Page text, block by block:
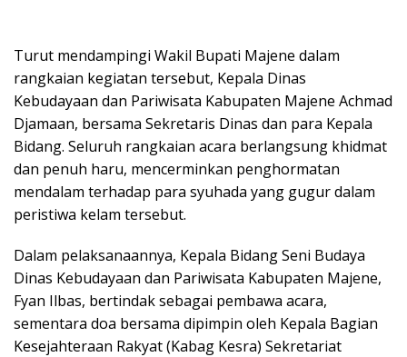
Turut mendampingi Wakil Bupati Majene dalam
rangkaian kegiatan tersebut, Kepala Dinas
Kebudayaan dan Pariwisata Kabupaten Majene Achmad
Djamaan, bersama Sekretaris Dinas dan para Kepala
Bidang. Seluruh rangkaian acara berlangsung khidmat
dan penuh haru, mencerminkan penghormatan
mendalam terhadap para syuhada yang gugur dalam
peristiwa kelam tersebut.
Dalam pelaksanaannya, Kepala Bidang Seni Budaya
Dinas Kebudayaan dan Pariwisata Kabupaten Majene,
Fyan Ilbas, bertindak sebagai pembawa acara,
sementara doa bersama dipimpin oleh Kepala Bagian
Kesejahteraan Rakyat (Kabag Kesra) Sekretariat